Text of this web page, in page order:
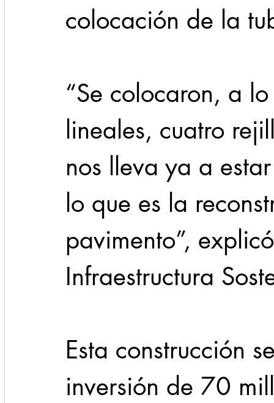
colocación de la
“Se colocaron, a
lineales, cuatro
nos lleva ya a
lo que es la
pavimento”,
Infraestructura
Esta construcción
inversión de 70